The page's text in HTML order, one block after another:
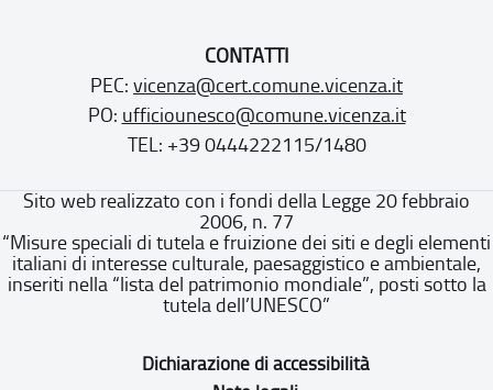
CONTATTI
PEC: vicenza@cert.comune.vicenza.it
PO: ufficiounesco@comune.vicenza.it
TEL: +39 0444222115/1480
Sito web realizzato con i fondi della Legge 20 febbraio
2006, n. 77
“Misure speciali di tutela e fruizione dei siti e degli elementi
italiani di interesse culturale, paesaggistico e ambientale,
inseriti nella “lista del patrimonio mondiale”, posti sotto la
tutela dell’UNESCO”
Dichiarazione di accessibilità